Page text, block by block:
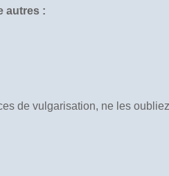
autres :
de vulgarisation, ne les oubliez